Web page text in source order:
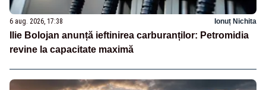
6 aug. 2026, 17:38 Ionuț Nichita
Ilie Bolojan anunță ieftinirea carburanților: Petromidia
revine la capacitate maximă